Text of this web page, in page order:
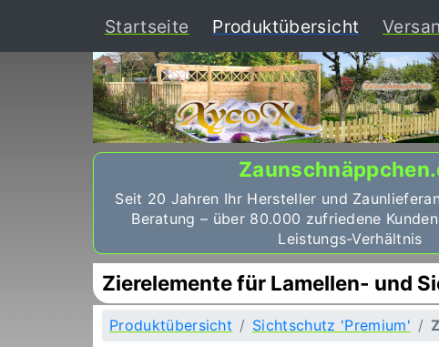
Startseite Produktübersicht (current)
Seit 20 Jahren Ihr Hersteller und
Beratung – über 80.000 zufriedene
Leistungs-Verhältnis
Zierelemente für Lamellen- und
Produktübersicht Sichtschutz 'Premium'